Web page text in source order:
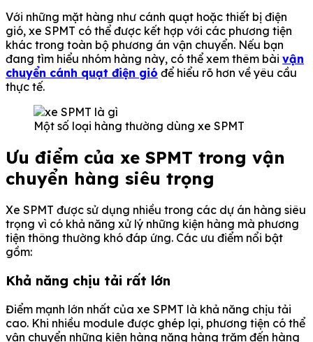
Với những mặt hàng như cánh quạt hoặc thiết bị điện
gió, xe SPMT có thể được kết hợp với các phương tiện
khác trong toàn bộ phương án vận chuyển. Nếu bạn
đang tìm hiểu nhóm hàng này, có thể xem thêm bài vận
chuyển cánh quạt điện gió để hiểu rõ hơn về yêu cầu
thực tế.
Một số loại hàng thường dùng xe SPMT
Ưu điểm của xe SPMT trong vận
chuyển hàng siêu trọng
Xe SPMT được sử dụng nhiều trong các dự án hàng siêu
trọng vì có khả năng xử lý những kiện hàng mà phương
tiện thông thường khó đáp ứng. Các ưu điểm nổi bật
gồm:
Khả năng chịu tải rất lớn
Điểm mạnh lớn nhất của xe SPMT là khả năng chịu tải
cao. Khi nhiều module được ghép lại, phương tiện có thể
vận chuyển những kiện hàng nặng hàng trăm đến hàng